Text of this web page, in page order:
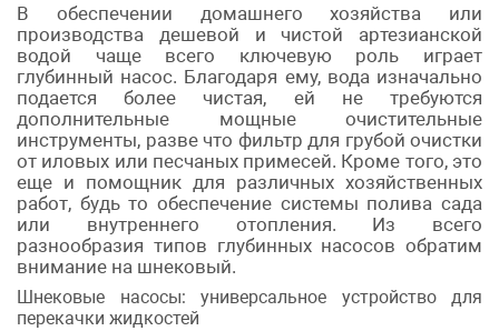
В обеспечении домашнего хозяйства или
производства дешевой и чистой артезианской
водой чаще всего ключевую роль играет
глубинный насос. Благодаря ему, вода изначально
подается более чистая, ей не требуются
дополнительные мощные очистительные
инструменты, разве что фильтр для грубой очистки
от иловых или песчаных примесей. Кроме того, это
еще и помощник для различных хозяйственных
работ, будь то обеспечение системы полива сада
или внутреннего отопления. Из всего
разнообразия типов глубинных насосов обратим
внимание на шнековый.
Шнековые насосы: универсальное устройство для
перекачки жидкостей